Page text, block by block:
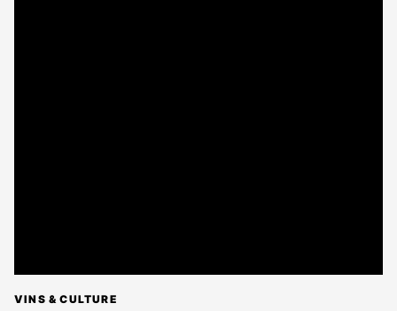
VINS & CULTURE